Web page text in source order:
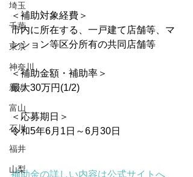
埼玉
千葉
東京
神奈川
新潟
富山
石川
福井
山梨
＜補助対象経費＞
市内に所在する、一戸建て店舗等、マ
ンション等区分所有の共同店舗等
＜補助金額・補助率＞
最大30万円(1/2)
＜応募期日＞
令和5年6月1日～6月30日
補助金の詳しい内容は公式サイトへ